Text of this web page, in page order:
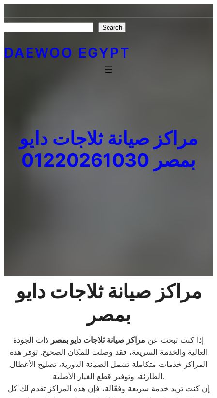
to
content
Search
DAEWOO EGYPT
مراكز صيانة ثلاجات دايو
بمصر 01220261030
مراكز صيانة ثلاجات دايو
بمصر
إذا كنت تبحث عن مراكز صيانة ثلاجات دايو بمصر ذات الجودة
العالية والخدمة السريعة، فقد وصلت للمكان الصحيح. توفر هذه
المراكز خدمات متكاملة تشمل الصيانة الدورية، تصليح الأعطال
الطارئة، وتوفير قطع الغيار الأصلية.
إن كنت تريد خدمة سريعة وفعّالة، فإن هذه المراكز تقدم لك كل